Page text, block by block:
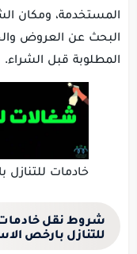
المستخدمة، ومكان
البحث عن العروض
المطلوبة قبل الشراء.
خادمات للتنازل
شروط نقل خادمات
للتنازل بارخص